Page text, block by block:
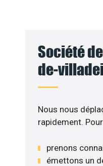
Société
de-
Nous nous
rapidement.
prenons
émettons un